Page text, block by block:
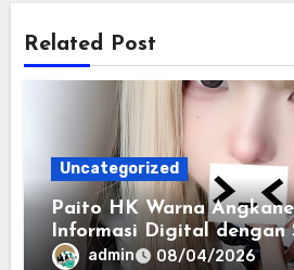
Related Post
Uncategorized
Paito HK Warna
Informasi Digital dengan
Lebih Efisien
admin 08/04/2026